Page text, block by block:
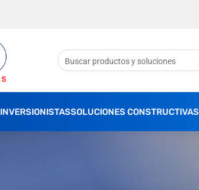
INVERSIONISTASSOLUCIONES CONSTRUCTIVAS